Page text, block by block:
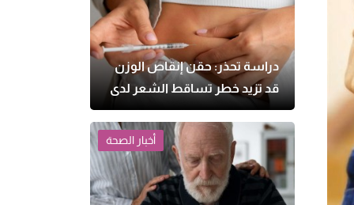
دراسة تحذر: حقن إنقاص الوزن
قد تزيد خطر تساقط الشعر لدى
النساء
أخبار الصحة